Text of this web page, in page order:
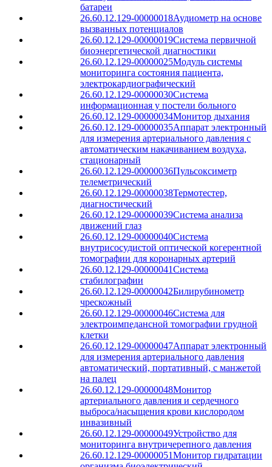
батареи
26.60.12.129-00000018Аудиометр на основе
вызванных потенциалов
26.60.12.129-00000019Система первичной
биоэнергетической диагностики
26.60.12.129-00000025Модуль системы
мониторинга состояния пациента,
электрокардиографический
26.60.12.129-00000030Система
информационная у постели больного
26.60.12.129-00000034Монитор дыхания
26.60.12.129-00000035Аппарат электронный
для измерения артериального давления с
автоматическим накачиванием воздуха,
стационарный
26.60.12.129-00000036Пульсоксиметр
телеметрический
26.60.12.129-00000038Термотестер,
диагностический
26.60.12.129-00000039Система анализа
движений глаз
26.60.12.129-00000040Система
внутрисосудистой оптической когерентной
томографии для коронарных артерий
26.60.12.129-00000041Система
стабилографии
26.60.12.129-00000042Билирубинометр
чрескожный
26.60.12.129-00000046Система для
электроимпедансной томографии грудной
клетки
26.60.12.129-00000047Аппарат электронный
для измерения артериального давления
автоматический, портативный, с манжетой
на палец
26.60.12.129-00000048Монитор
артериального давления и сердечного
выброса/насыщения крови кислородом
инвазивный
26.60.12.129-00000049Устройство для
мониторинга внутричерепного давления
26.60.12.129-00000051Монитор гидратации